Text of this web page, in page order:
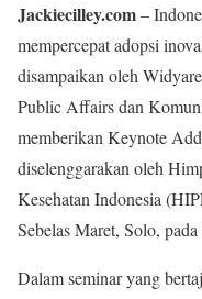
Jackiecilley.com–
mempercepat adopsi
disampaikan oleh
Public Affairs dan
memberikan Keynote
diselenggarakan oleh
Kesehatan Indonesia
Sebelas Maret, Solo,
Dalam seminar yang